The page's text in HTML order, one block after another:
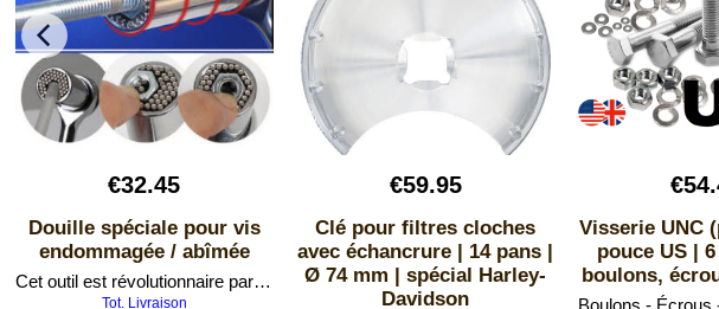
€32.45
Douille spéciale pour vis
endommagée / abîmée
Cet outil est révolutionnaire par sa polyvalence.
Tot. Livraison
€59.95
Clé pour filtres cloches
avec échancrure | 14 pans |
Ø 74 mm | spécial Harley-
Davidson
€
Visserie UNC
pouce US |
boulons,